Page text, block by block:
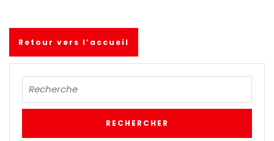
Retour vers l’accueil